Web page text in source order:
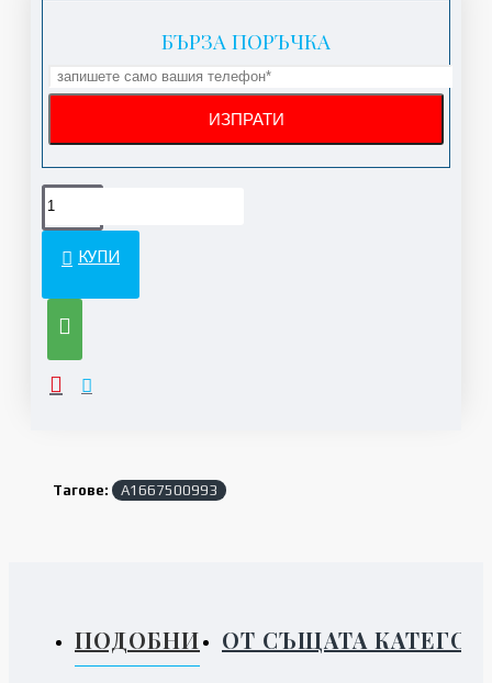
БЪРЗА ПОРЪЧКА
КУПИ
Тагове: A1667500993
ПОДОБНИ ОТ СЪЩАТА